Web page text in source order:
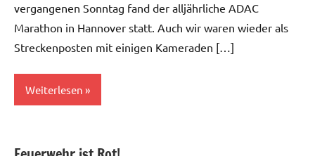
vergangenen Sonntag fand der alljährliche ADAC
Marathon in Hannover statt. Auch wir waren wieder als
Streckenposten mit einigen Kameraden […]
Weiterlesen